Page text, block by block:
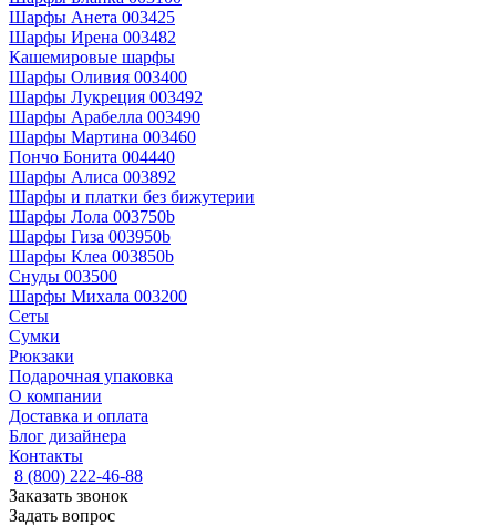
Шарфы Анета 003425
Шарфы Ирена 003482
Кашемировые шарфы
Шарфы Оливия 003400
Шарфы Лукреция 003492
Шарфы Арабелла 003490
Шарфы Мартина 003460
Пончо Бонита 004440
Шарфы Алиса 003892
Шарфы и платки без бижутерии
Шарфы Лола 003750b
Шарфы Гиза 003950b
Шарфы Клеа 003850b
Снуды 003500
Шарфы Михала 003200
Сеты
Сумки
Рюкзаки
Подарочная упаковка
О компании
Доставка и оплата
Блог дизайнера
Контакты
8 (800) 222-46-88
Заказать звонок
Задать вопрос